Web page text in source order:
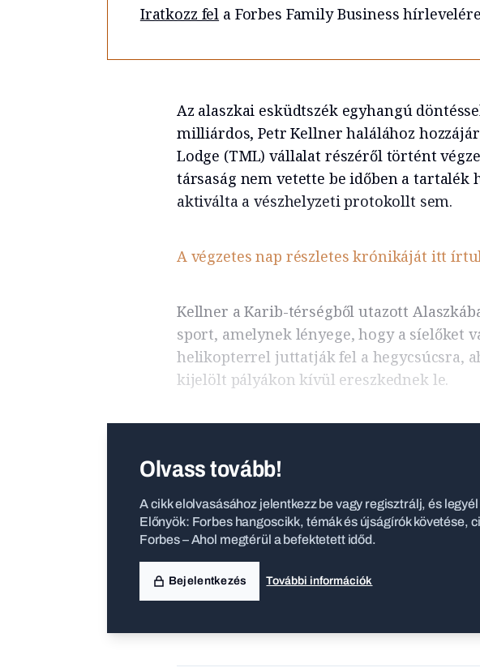
Iratkozz fel a Forbes Family Business
Az alaszkai esküdtszék egyhangú
milliárdos, Petr Kellner halálához
Lodge (TML) vállalat részéről történt
társaság nem vetette be időben a tartalék
aktiválta a vészhelyzeti protokollt sem.
A végzetes nap részletes krónikáját itt
Kellner a Karib-térségből utazott
sport, amelynek lényege, hogy a síelőket
helikopterrel juttatják fel a hegycsúcsra,
kijelölt pályákon kívül ereszkednek le.
Olvass tovább!
A cikk elolvasásához jelentkezz be vagy regisztrálj, és
Előnyök: Forbes hangoscikk, témák és újságírók követése,
Forbes – Ahol megtérül a befektetett időd.
Bejelentkezés További információk